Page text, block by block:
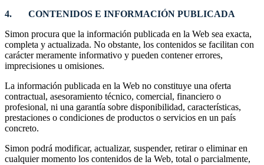
4. CONTENIDOS E INFORMACIÓN PUBLICADA
Simon procura que la información publicada en la Web sea exacta,
completa y actualizada. No obstante, los contenidos se facilitan con
carácter meramente informativo y pueden contener errores,
imprecisiones u omisiones.
La información publicada en la Web no constituye una oferta
contractual, asesoramiento técnico, comercial, financiero o
profesional, ni una garantía sobre disponibilidad, características,
prestaciones o condiciones de productos o servicios en un país
concreto.
Simon podrá modificar, actualizar, suspender, retirar o eliminar en
cualquier momento los contenidos de la Web, total o parcialmente,